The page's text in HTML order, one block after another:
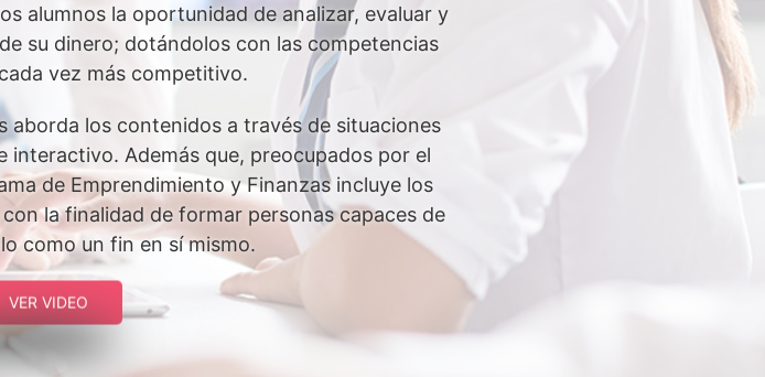
alumnos la oportunidad de analizar, evaluar y
su dinero; dotándolos con las competencias
vez más competitivo.
aborda los contenidos a través de situaciones
interactivo. Además que, preocupados por el
de Emprendimiento y Finanzas incluye los
la finalidad de formar personas capaces de
como un fin en sí mismo.
VER VIDEO